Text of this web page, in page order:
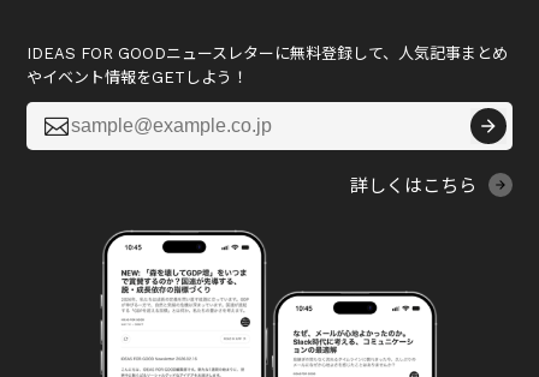
IDEAS FOR GOODニュースレターに無料登録して、人気記事まとめ
やイベント情報をGETしよう！

詳しくはこちら